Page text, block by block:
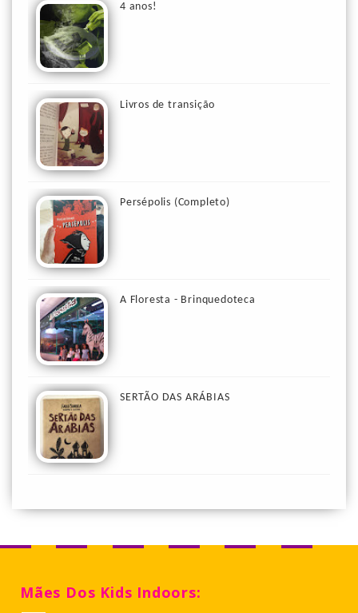
4 anos!
Livros de transição
Persépolis (Completo)
A Floresta - Brinquedoteca
SERTÃO DAS ARÁBIAS
Mães Dos Kids Indoors: